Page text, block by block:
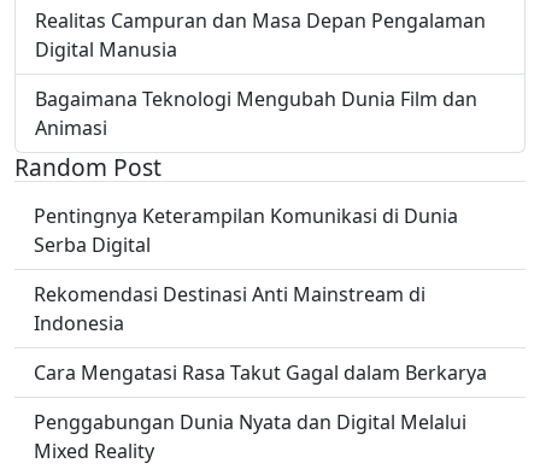
Realitas Campuran dan Masa Depan Pengalaman
Digital Manusia
Bagaimana Teknologi Mengubah Dunia Film dan
Animasi
Random Post
Pentingnya Keterampilan Komunikasi di Dunia
Serba Digital
Rekomendasi Destinasi Anti Mainstream di
Indonesia
Cara Mengatasi Rasa Takut Gagal dalam Berkarya
Penggabungan Dunia Nyata dan Digital Melalui
Mixed Reality